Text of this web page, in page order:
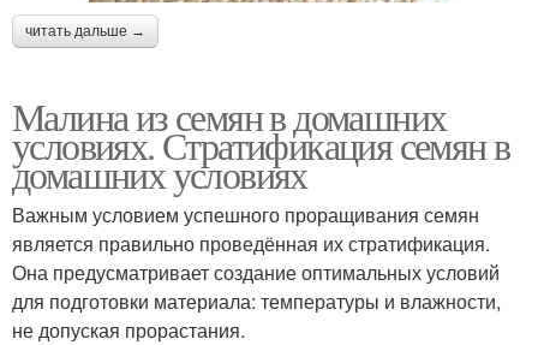
читать дальше →
Малина из семян в домашних
условиях. Стратификация семян в
домашних условиях
Важным условием успешного проращивания семян
является правильно проведённая их стратификация.
Она предусматривает создание оптимальных условий
для подготовки материала: температуры и влажности,
не допуская прорастания.